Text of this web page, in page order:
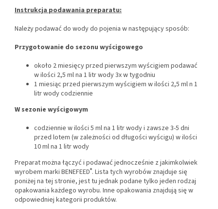
Instrukcja podawania preparatu:
Należy podawać do wody do pojenia w następujący sposób:
Przygotowanie do sezonu wyścigowego
około 2 miesięcy przed pierwszym wyścigiem podawać
w ilości 2,5 ml na 1 litr wody 3x w tygodniu
1 miesiąc przed pierwszym wyścigiem w ilości 2,5 ml n 1
litr wody codziennie
W sezonie wyścigowym
codziennie w ilości 5 ml na 1 litr wody i zawsze 3-5 dni
przed lotem (w zależności od długości wyścigu) w ilości
10 ml na 1 litr wody
Preparat można łączyć i podawać jednocześnie z jakimkolwiek
wyrobem marki BENEFEED®. Lista tych wyrobów znajduje się
poniżej na tej stronie, jest tu jednak podane tylko jeden rodzaj
opakowania każdego wyrobu. Inne opakowania znajdują się w
odpowiedniej kategorii produktów.